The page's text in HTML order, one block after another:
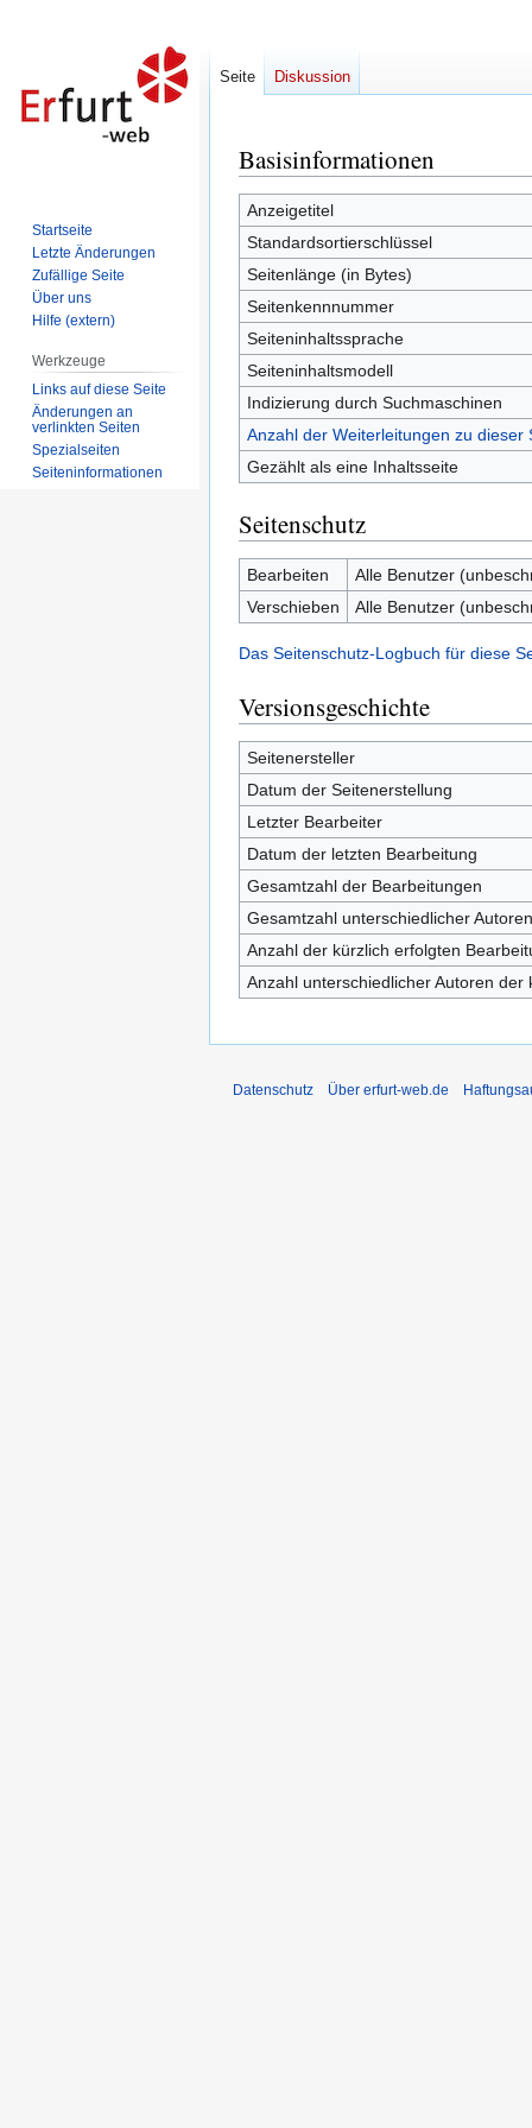
Zur
Navigation
springen
Zur
Suche
springen
Basisinformationen
Anzeigetitel
Standardsortierschlüssel
Seitenlänge (in Bytes)
Seitenkennnummer
Seiteninhaltssprache
Seiteninhaltsmodell
Indizierung durch Suchmaschinen
Anzahl der Weiterleitungen zu dieser
Gezählt als eine Inhaltsseite
Seitenschutz
Bearbeiten
Alle Benutzer
Verschieben
Alle Benutzer
Das Seitenschutz-Logbuch für diese
Versionsgeschichte
Seitenersteller
Datum der Seitenerstellung
Letzter Bearbeiter
Datum der letzten Bearbeitung
Gesamtzahl der Bearbeitungen
Gesamtzahl unterschiedlicher Autoren
Anzahl der kürzlich erfolgten
Anzahl unterschiedlicher Autoren
Seite Diskussion
Startseite
Letzte Änderungen
Zufällige Seite
Über uns
Hilfe (extern)
Werkzeuge
Links auf diese Seite
Änderungen an
verlinkten Seiten
Spezialseiten
Seiten­informationen
Datenschutz Über erfurt-web.de